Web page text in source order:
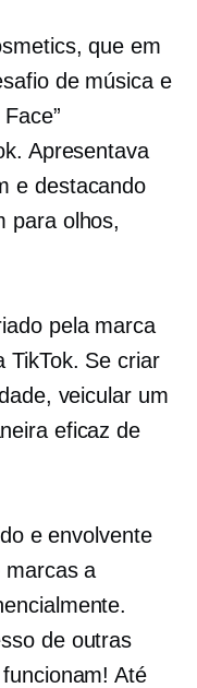
que em
de música e
Apresentava
e destacando
para olhos,
pela marca
TikTok. Se criar
veicular um
eficaz de
e envolvente
marcas a
de outras
Até